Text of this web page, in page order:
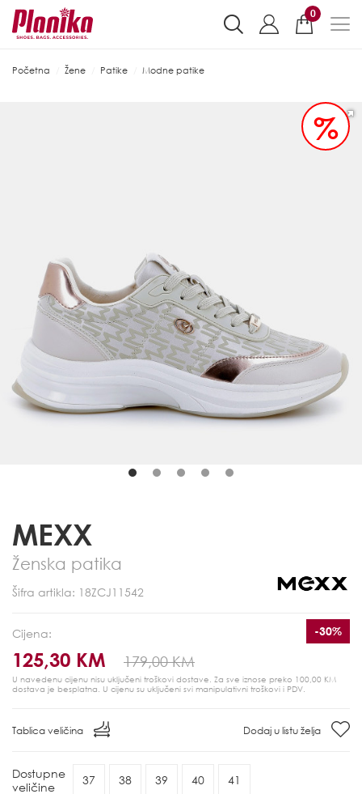
0
Početna Žene Patike Modne patike
%
MEXX
Ženska patika
Šifra artikla: 18ZCJ11542
Cijena:
125,30 KM 179,00 KM
-30%
U navedenu cijenu nisu uključeni troškovi dostave. Za sve iznose preko 100,00 KM
dostava je besplatna. U cijenu su uključeni svi manipulativni troškovi i PDV.
Tablica veličina Dodaj u listu želja
Dostupne
veličine
37 38 39 40 41